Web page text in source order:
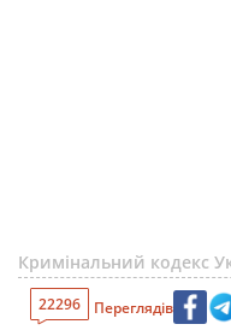
Кримінальний кодекс
22296 Переглядів